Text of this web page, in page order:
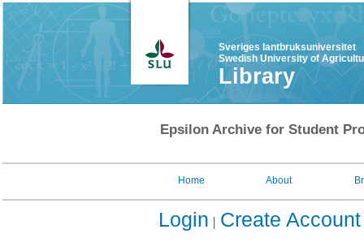
Sveriges lantbruksuniversitet
Swedish University of
Library
Epsilon Archive for Student
Home About
Login Create Account